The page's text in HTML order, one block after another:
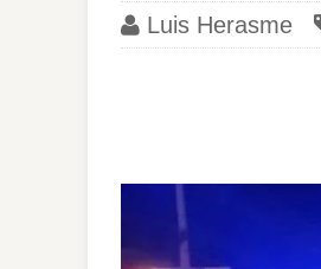
Luis Herasme